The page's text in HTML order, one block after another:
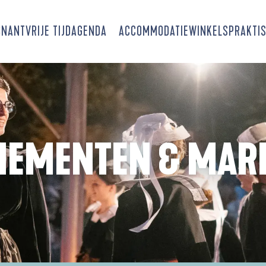
VRIJE TIJDAGENDA ACCOMMODATIEWINKELS
&